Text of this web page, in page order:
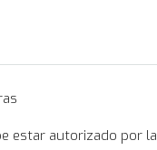
estar autorizado por la